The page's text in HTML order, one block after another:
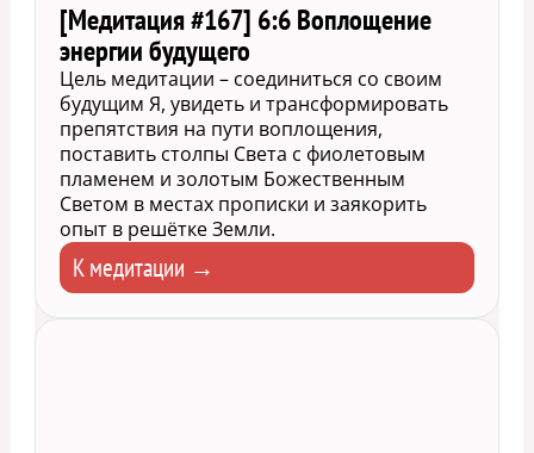
[Медитация #167] 6:6 Воплощение
энергии будущего
Цель медитации – соединиться со своим
будущим Я, увидеть и трансформировать
препятствия на пути воплощения,
поставить столпы Света с фиолетовым
пламенем и золотым Божественным
Светом в местах прописки и заякорить
опыт в решётке Земли.
К медитации →